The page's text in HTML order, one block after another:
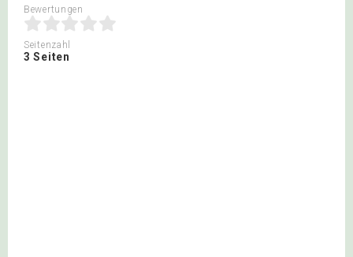
Bewertungen
Seitenzahl
3 Seiten